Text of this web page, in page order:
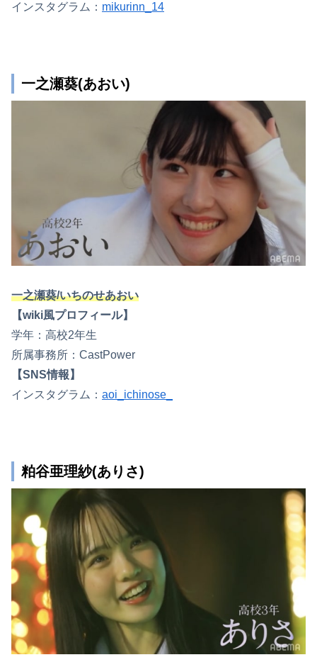
インスタグラム： mikurinn_14
一之瀬葵(あおい)
一之瀬葵/いちのせあおい
【wiki風プロフィール】
学年：高校2年生
所属事務所：CastPower
【SNS情報】
インスタグラム： aoi_ichinose_
粕谷亜理紗(ありさ)